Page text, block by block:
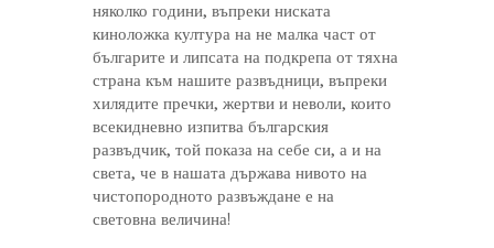
няколко години, въпреки ниската
киноложка култура на не малка част от
българите и липсата на подкрепа от тяхна
страна към нашите развъдници, въпреки
хилядите пречки, жертви и неволи, които
всекидневно изпитва българския
развъдчик, той показа на себе си, а и на
света, че в нашата държава нивото на
чистопородното развъждане е на
световна величина!